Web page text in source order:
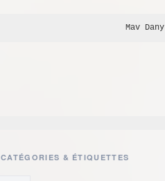
Mav Dany
CATÉGORIES & ÉTIQUETTES